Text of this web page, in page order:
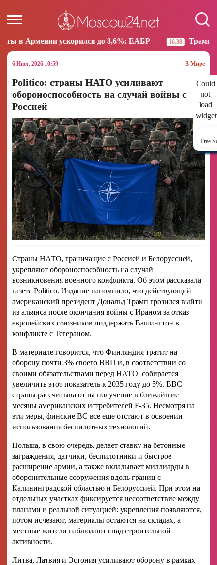
до 8,6%: ЕАБР 16:38 Трамп: США больше не
6 Июл, 2026 10:59 В Мире
Could
not
load
Free
Politico: страны НАТО усиливают
обороноспособность на случай войны с
Россией
Страны НАТО, граничащие с Россией и Белоруссией,
укрепляют обороноспособность на случай
возникновения военного конфликта. Об этом рассказала
газета Politico. Издание напомнило, что действующий
американский президент Дональд Трамп грозился выйти
из альянса после окончания войны с Ираном за отказ
европейских союзников поддержать Вашингтон в
конфликте с Тегераном.
В материале говорится, что Финляндия тратит на
оборону почти 3% своего ВВП и, в соответствии со
своими обязательствами перед НАТО, собирается
увеличить этот показатель к 2035 году до 5%. ВВС
страны рассчитывают на получение в ближайшие
месяцы американских истребителей F-35. Несмотря на
эти меры, финские ВС все еще отстают в освоении
использования беспилотных технологий.
Польша, в свою очередь, делает ставку на бетонные
заграждения, датчики, беспилотники и быстрое
расширение армии, а также вкладывает миллиарды в
оборонительные сооружения вдоль границ с
Калининградской областью и Белоруссией. При этом на
отдельных участках фиксируется несоответствие между
планами и реальной ситуацией: укрепления появляются,
потом исчезают, материалы остаются на складах, а
местные жители наблюдают спад строительной
активности.
Литва, Латвия и Эстония усиливают оборону в рамках